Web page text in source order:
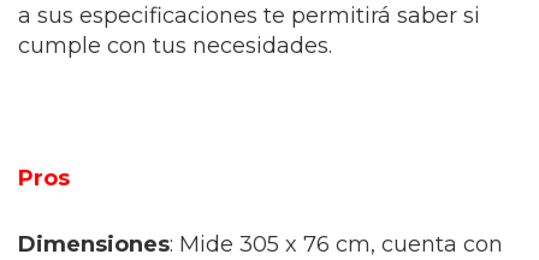
a sus especificaciones te permitirá saber si
cumple con tus necesidades.
Pros
Dimensiones: Mide 305 x 76 cm, cuenta con